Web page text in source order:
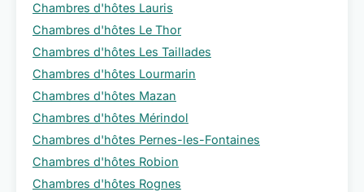
Chambres d'hôtes Lauris
Chambres d'hôtes Le Thor
Chambres d'hôtes Les Taillades
Chambres d'hôtes Lourmarin
Chambres d'hôtes Mazan
Chambres d'hôtes Mérindol
Chambres d'hôtes Pernes-les-Fontaines
Chambres d'hôtes Robion
Chambres d'hôtes Rognes